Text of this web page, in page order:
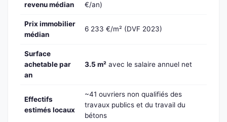
revenu médian
€/an)
Prix immobilier
médian
6 233 €/m² (DVF 2023)
Surface
achetable par
an
3.5 m² avec le salaire annuel net
Effectifs
estimés locaux
~41 ouvriers non qualifiés des
travaux publics et du travail du
bétons